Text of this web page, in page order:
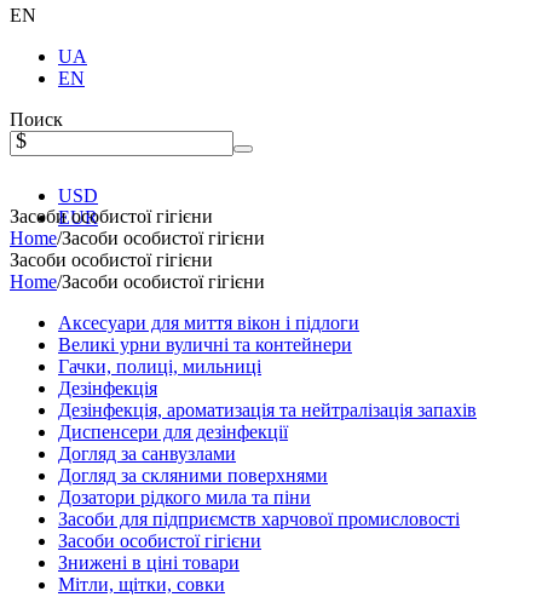
EN
UA
EN
Поиск
$
USD
EUR
Засоби особистої гігієни
Home/Засоби особистої гігієни
Засоби особистої гігієни
Home/Засоби особистої гігієни
Аксесуари для миття вікон і підлоги
Великі урни вуличні та контейнери
Гачки, полиці, мильниці
Дезінфекція
Дезінфекція, ароматизація та нейтралізація запахів
Диспенсери для дезінфекції
Догляд за санвузлами
Догляд за скляними поверхнями
Дозатори рідкого мила та піни
Засоби для підприємств харчової промисловості
Засоби особистої гігієни
Знижені в ціні товари
Мітли, щітки, совки